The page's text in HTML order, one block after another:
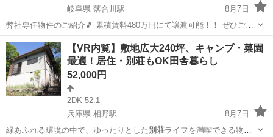
岐阜県 落合川駅
8月7日
弊社専任物件のご紹介🎵 累積賃料480万円にて譲渡可能！！ ぜひご相
談ください！ 🏠出張賃貸は【世界で初めて初期費用無料】を実現した
不動産仲介業者です🏠 そして入居審査に少しでも不安を感じている方
も多...
岐阜 中津川市 落合川駅 賃貸（マンション/一戸建て）
物件
【VR内覧】敷地広大240坪、キャンプ・菜園
最適！居住・別荘もOK田舎暮らし
52,000円
2DK 52.1
兵庫県 相野駅
8月7日
緑あふれる環境の中で、ゆったりとした 別荘ライフを満喫できる物件